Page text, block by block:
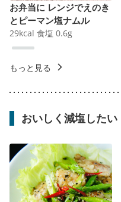
お弁当に レンジでえのき
とピーマン塩ナムル
29kcal 食塩 0.6g
もっと見る
おいしく減塩したい